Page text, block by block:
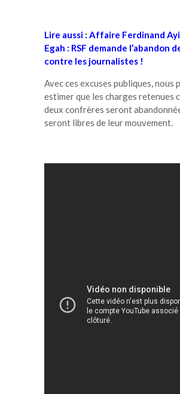
Lire aussi : Affaire Ferdinand
Egah : RSF demande l’abandon
contre les journalistes !
Avec ces excuses publiques, nous
estimer que les charges retenues
deux confrères seront
seront libres de leur mouvement.